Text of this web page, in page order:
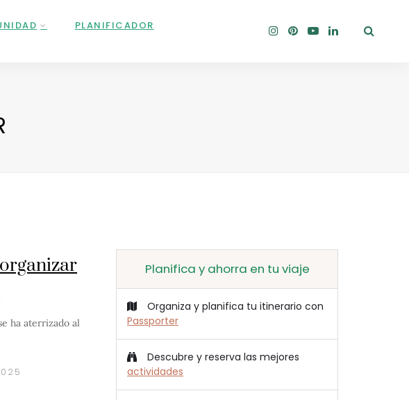
PLANIFICADOR
ha aterrizado al
Planifica y ahorra en tu viaje
Organiza y planifica tu itinerario con
Passporter
Descubre y reserva las mejores
actividades